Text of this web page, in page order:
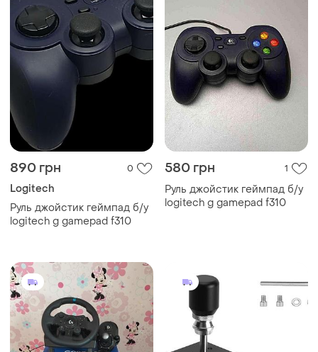
890 грн 0
Logitech
Руль джойстик геймпад б/у
logitech g gamepad f310
580 грн 1
Руль джойстик геймпад б/у
logitech g gamepad f310